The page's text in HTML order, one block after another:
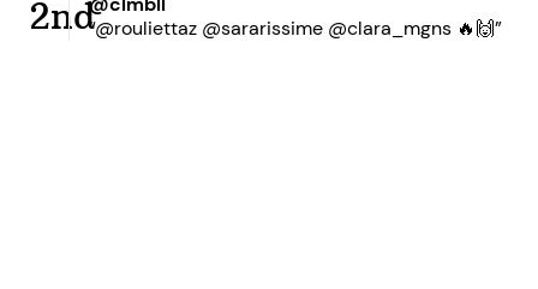
2nd“@rouliettaz @sararissime @clara_mgns 🔥🙌”